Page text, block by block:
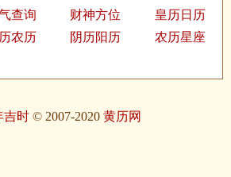
查询 财神方位
皇历日历
农历 阴历阳历
农历星座
吉时© 2007-2020 黄历网